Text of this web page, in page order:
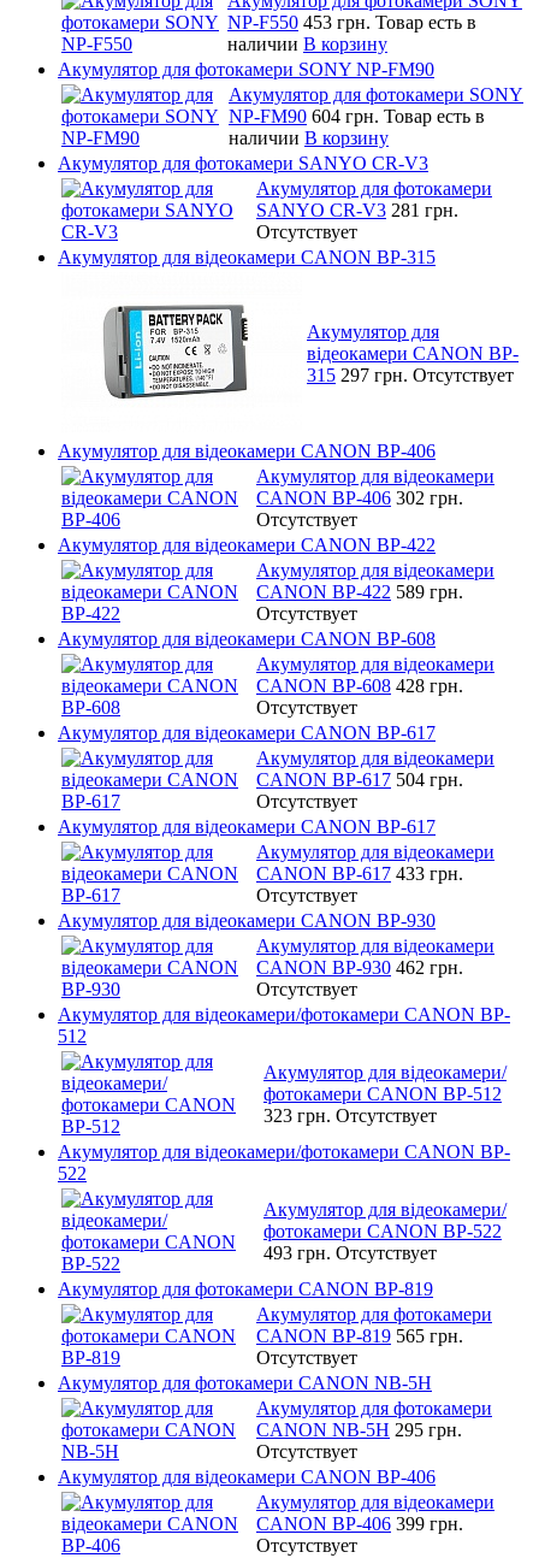
NP-F550 453 грн. Товар есть в
наличии В корзину
Акумулятор для фотокамери SONY NP-FM90
Акумулятор для фотокамери SONY
NP-FM90 604 грн. Товар есть в
наличии В корзину
Акумулятор для фотокамери SANYO CR-V3
Акумулятор для фотокамери
SANYO CR-V3 281 грн.
Отсутствует
Акумулятор для відеокамери CANON BP-315
Акумулятор для
відеокамери CANON BP-
315 297 грн. Отсутствует
Акумулятор для відеокамери CANON BP-406
Акумулятор для відеокамери
CANON BP-406 302 грн.
Отсутствует
Акумулятор для відеокамери CANON BP-422
Акумулятор для відеокамери
CANON BP-422 589 грн.
Отсутствует
Акумулятор для відеокамери CANON BP-608
Акумулятор для відеокамери
CANON BP-608 428 грн.
Отсутствует
Акумулятор для відеокамери CANON BP-617
Акумулятор для відеокамери
CANON BP-617 504 грн.
Отсутствует
Акумулятор для відеокамери CANON BP-617
Акумулятор для відеокамери
CANON BP-617 433 грн.
Отсутствует
Акумулятор для відеокамери CANON BP-930
Акумулятор для відеокамери
CANON BP-930 462 грн.
Отсутствует
Акумулятор для відеокамери/фотокамери CANON BP-
512
Акумулятор для відеокамери/
фотокамери CANON BP-512
323 грн. Отсутствует
Акумулятор для відеокамери/фотокамери CANON BP-
522
Акумулятор для відеокамери/
фотокамери CANON BP-522
493 грн. Отсутствует
Акумулятор для фотокамери CANON BP-819
Акумулятор для фотокамери
CANON BP-819 565 грн.
Отсутствует
Акумулятор для фотокамери CANON NB-5H
Акумулятор для фотокамери
CANON NB-5H 295 грн.
Отсутствует
Акумулятор для відеокамери CANON BP-406
Акумулятор для відеокамери
CANON BP-406 399 грн.
Отсутствует